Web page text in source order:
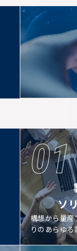
01
ソ
構想から量産
りのあらゆ